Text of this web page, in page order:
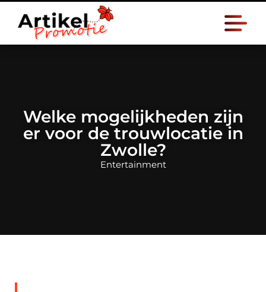
Welke mogelijkheden zijn
er voor de trouwlocatie in
Zwolle?
Entertainment